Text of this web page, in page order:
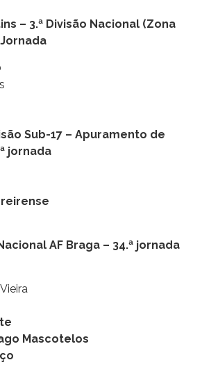
– 3.ª Divisão Nacional (Zona
Jornada
Sub-17 – Apuramento de
jornada
AF Braga – 34.ª jornada
Mascotelos